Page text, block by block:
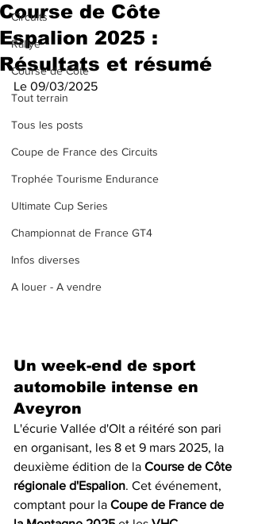
Circuits
Rallye
Course de Côte
Tout terrain
Tous les posts
Coupe de France des Circuits
Trophée Tourisme Endurance
Ultimate Cup Series
Championnat de France GT4
Infos diverses
A louer - A vendre
Course de Côte
Espalion 2025 :
Résultats et résumé
Le 09/03/2025
Un week-end de sport
automobile intense en
Aveyron
L'écurie Vallée d'Olt a réitéré son pari
en organisant, les 8 et 9 mars 2025, la
deuxième édition de la Course de Côte
régionale d'Espalion. Cet événement,
comptant pour la Coupe de France de